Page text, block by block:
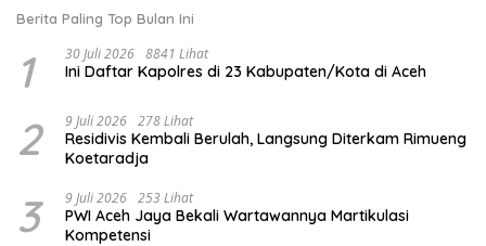
Berita Paling Top Bulan Ini
1 30 Juli 2026 8841 Lihat
Ini Daftar Kapolres di 23 Kabupaten/Kota di Aceh
2 9 Juli 2026 278 Lihat
Residivis Kembali Berulah, Langsung Diterkam Rimueng
Koetaradja
3 9 Juli 2026 253 Lihat
PWI Aceh Jaya Bekali Wartawannya Martikulasi
Kompetensi